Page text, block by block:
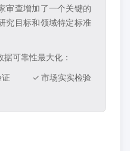
审查增加了一个关键的
究目标和领域特定标准
可靠性最大化：
✓ 市场实实检验